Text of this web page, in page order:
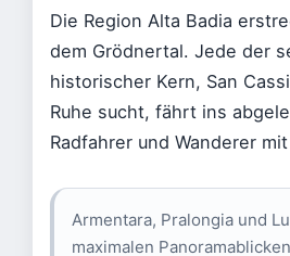
Die Region Alta Badia
dem Grödnertal. Jede der
historischer Kern, San
Ruhe sucht, fährt ins
Radfahrer und Wanderer
Armentara, Pralongia und
maximalen Panoramablicken